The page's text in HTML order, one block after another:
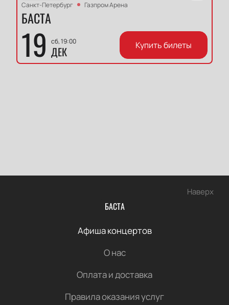
Санкт-Петербург
Газпром Арена
БАСТА
19 сб, 19:00
ДЕК Купить билеты
Наверх
БАСТА
Афиша концертов
О нас
Оплата и доставка
Правила оказания услуг